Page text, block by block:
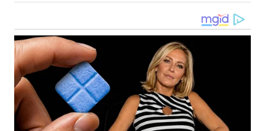
KALTARA
WN
KALSEL
WN
KALTIM